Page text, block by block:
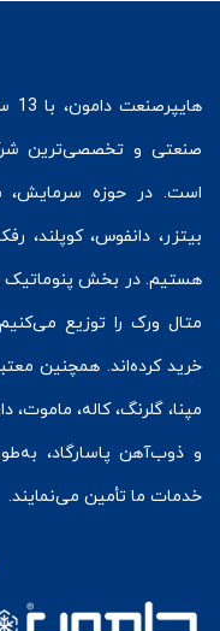
هایپرصنعت
صنعتی و تخصصی‌ترین
است. در حوزه سرمایش،
بیتزر، دانفوس،کوپلند،
هستیم. در بخش پنوماتیک
متال ورک
خرید کرده‌اند. همچنین
مپنا، گلرنگ، کاله،
و ذوب‌آهن پاسارگاد،
خدمات ما تأمین می‌نمایند.